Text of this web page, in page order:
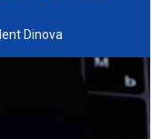
Dinova